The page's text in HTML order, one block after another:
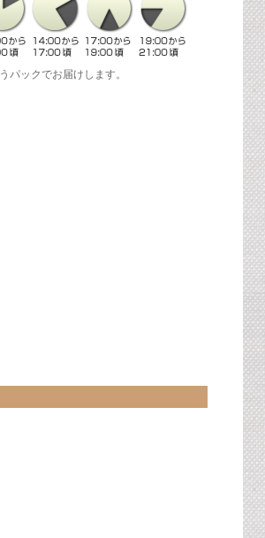
パックでお届けします。